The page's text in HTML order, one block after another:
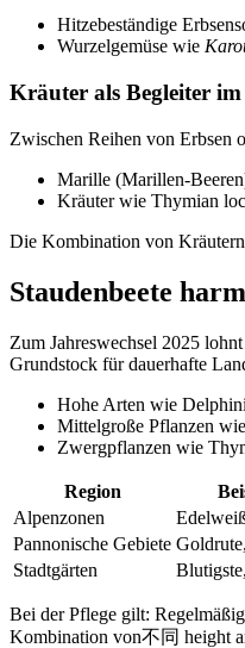
Hitzebeständige
Wurzelgemüse wie
Kräuter als Begleiter im
Zwischen Reihen von Erbsen
Marille (Marillen-
Kräuter wie Thymian
Die Kombination von
Staudenbeete
Zum Jahreswechsel 2025 lohnt
Grundstock für dauerhafte
Hohe Arten wie
Mittelgroße Pflanzen
Zwergpflanzen wie
Region
Alpenzonen
Pannonische Gebiete
Stadtgärten
Bei der Pflege gilt:
Kombination von不同 height